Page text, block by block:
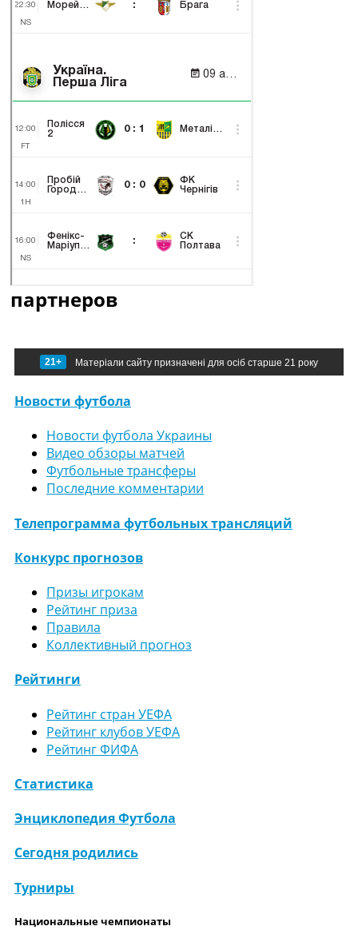
партнеров
21+ Матеріали сайту призначені для осіб старше 21 року
Новости футбола
Новости футбола Украины
Видео обзоры матчей
Футбольные трансферы
Последние комментарии
Телепрограмма футбольных трансляций
Конкурс прогнозов
Призы игрокам
Рейтинг приза
Правила
Коллективный прогноз
Рейтинги
Рейтинг стран УЕФА
Рейтинг клубов УЕФА
Рейтинг ФИФА
Статистика
Энциклопедия Футбола
Сегодня родились
Турниры
Национальные чемпионаты